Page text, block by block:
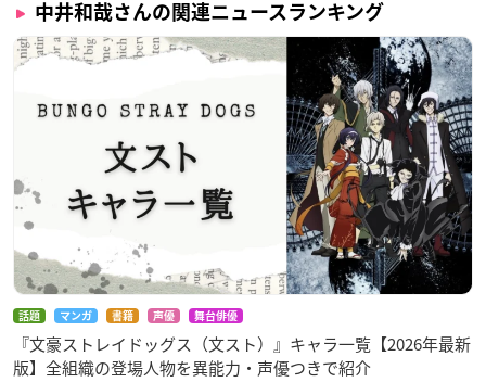
中井和哉さんの関連ニュースランキング
話題 マンガ 書籍 声優 舞台俳優
『文豪ストレイドッグス（文スト）』キャラ一覧【2026年最新
版】全組織の登場人物を異能力・声優つきで紹介